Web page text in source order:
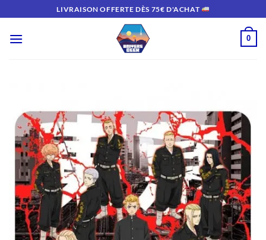
au
contenu
LIVRAISON OFFERTE DÈS 75€ D'ACHAT
0